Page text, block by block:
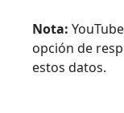
Nota:
opción de
estos datos.